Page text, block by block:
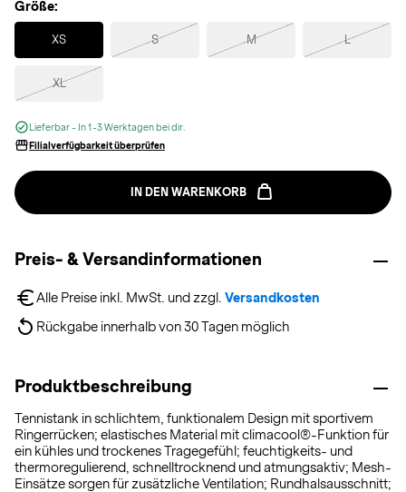
Größe:
XS
Selected
S M L
XL
Lieferbar - In 1-3 Werktagen bei dir.
Filialverfügbarkeit überprüfen
IN DEN WARENKORB
Preis- & Versandinformationen
Alle Preise inkl. MwSt. und zzgl. Versandkosten
Rückgabe innerhalb von 30 Tagen möglich
Produktbeschreibung
Tennistank in schlichtem, funktionalem Design mit sportivem
Ringerrücken; elastisches Material mit climacool®-Funktion für
ein kühles und trockenes Tragegefühl; feuchtigkeits- und
thermoregulierend, schnelltrocknend und atmungsaktiv; Mesh-
Einsätze sorgen für zusätzliche Ventilation; Rundhalsausschnitt;